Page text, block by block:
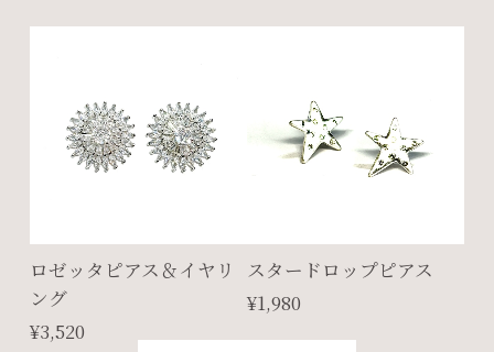
ロゼッタピアス＆イヤリ
ング
¥3,520
スタードロップピアス
¥1,980